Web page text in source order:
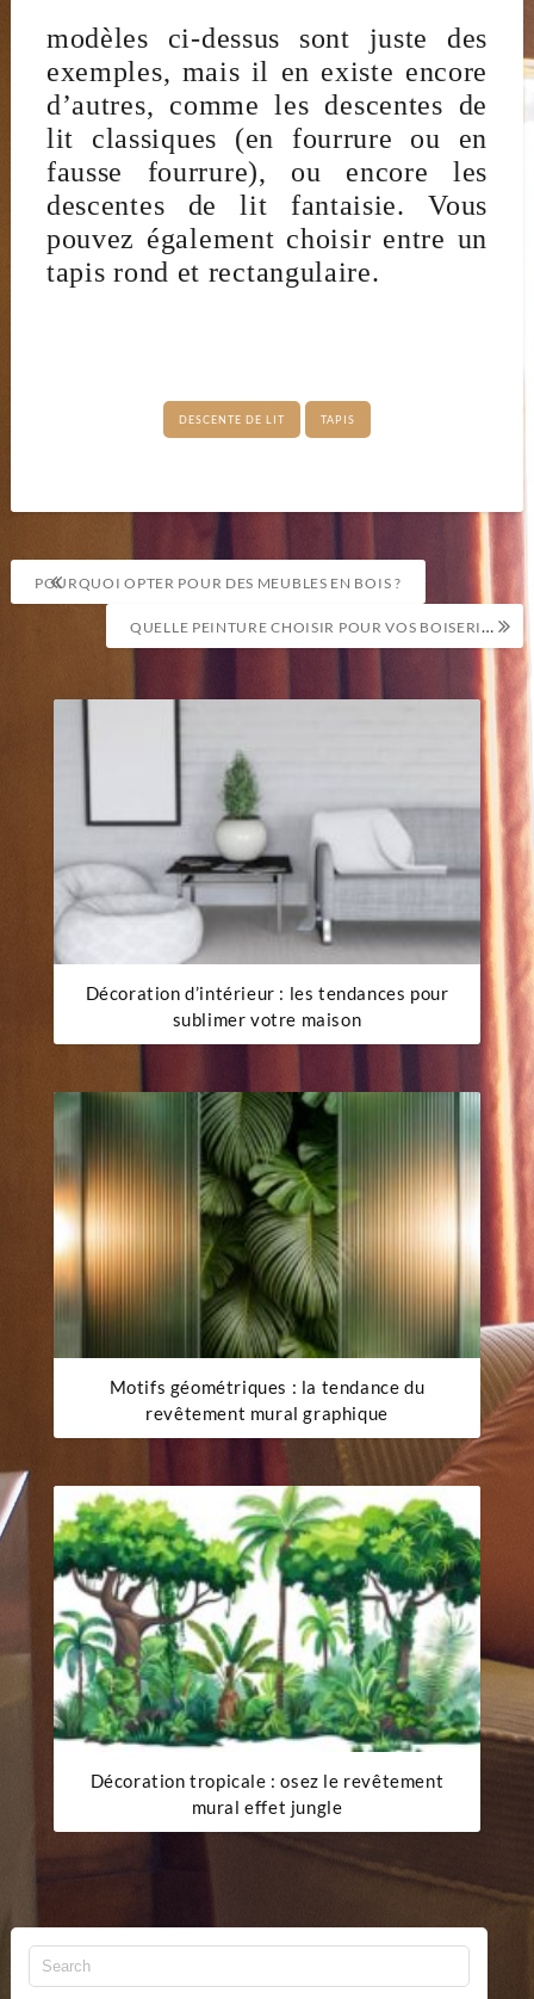
modèles ci-dessus sont juste des
exemples, mais il en existe encore
d’autres, comme les descentes de
lit classiques (en fourrure ou en
fausse fourrure), ou encore les
descentes de lit fantaisie. Vous
pouvez également choisir entre un
tapis rond et rectangulaire.
DESCENTE DE LIT TAPIS
Navigation
de
l’article
POURQUOI OPTER POUR DES MEUBLES EN BOIS ?
QUELLE PEINTURE CHOISIR POUR VOS BOISERIES INTÉRIEURES ?
Décoration d’intérieur : les tendances pour
sublimer votre maison
Motifs géométriques : la tendance du
revêtement mural graphique
Décoration tropicale : osez le revêtement
mural effet jungle